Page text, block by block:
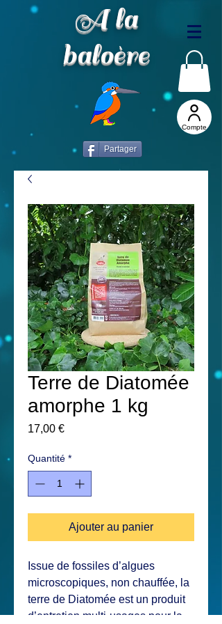
A la
baloère
Compte
Partager
Terre de Diatomée
amorphe 1 kg
17,00 €Prix
Quantité *
Ajouter au panier
Issue de fossiles d’algues
microscopiques, non chauffée, la
terre de Diatomée est un produit
d’entretien multi-usages pour la